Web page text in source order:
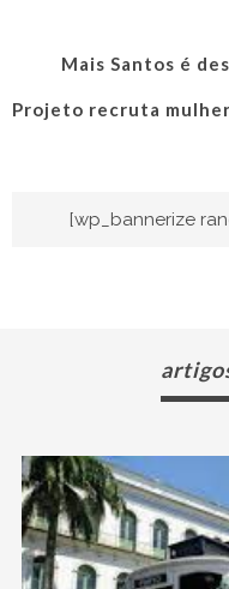
Mais Santos é
Projeto recruta
[wp_bannerize